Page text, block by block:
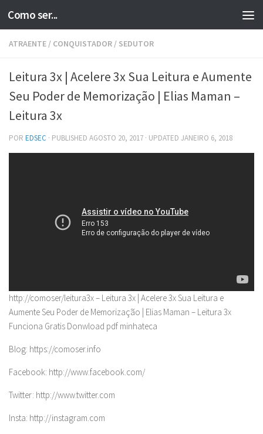
Skip to content
Como ser...
ATRAENTE / CONQUISTADOR / SEDUTOR
Leitura 3x | Acelere 3x Sua Leitura e Aumente
Seu Poder de Memorização | Elias Maman –
Leitura 3x
POR EDSEC · PUBLISHED AGOSTO 20, 2017 · UPDATED JANEIRO 6, 2018
http://comoser/leitura3x – Leitura 3x | Acelere 3x Sua Leitura e
Aumente Seu Poder de Memorização | Elias Maman – Leitura 3x
Funciona Gratis Donwload pdf minhateca
Blog: https://comoser.info
Facebook: http://www.facebook.com/
Twitter: http://www.twitter.com
Insta: http://instagram.com